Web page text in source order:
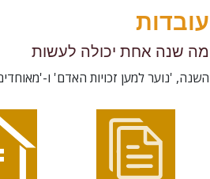
עובדות
מה שנה אחת יכולה לעשות
השנה, 'נוער למען זכויות האדם' ו-